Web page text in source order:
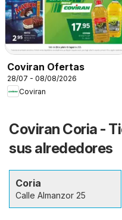
Coviran Ofertas
28/07 - 08/08/2026
Coviran
Coviran Coria -
sus alrededores
Coria
Calle Almanzor 25